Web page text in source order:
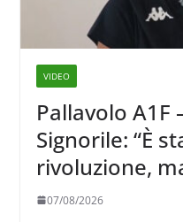
VIDEO
Pallavolo A1F
Signorile: “È
rivoluzione,
chiare siu
07/08/2026